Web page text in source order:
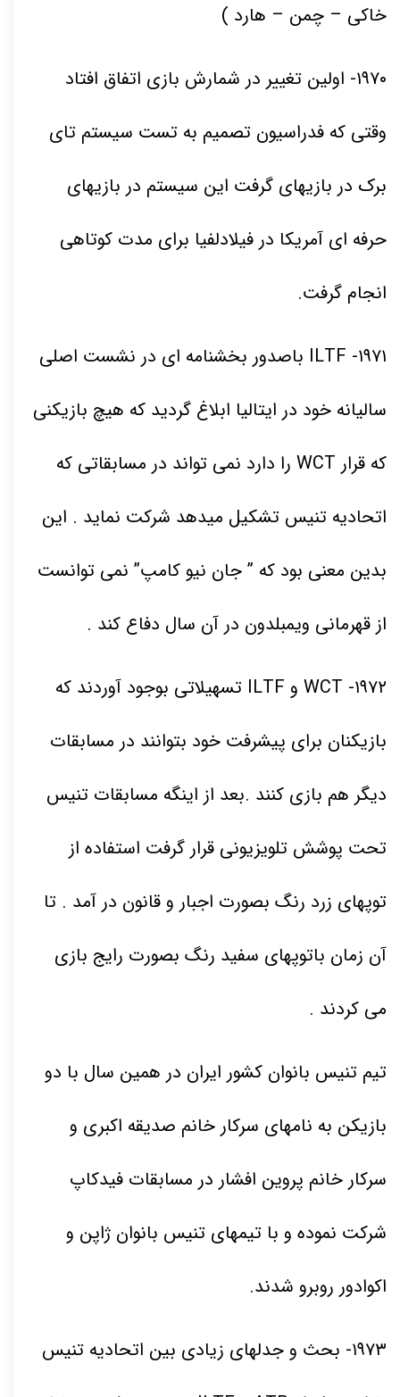
خاکی – چمن – هارد )
۱۹۷۰- اولین تغییر در شمارش بازی اتفاق افتاد
وقتی که فدراسیون تصمیم به تست سیستم تای
برک در بازیهای گرفت این سیستم در بازیهای
حرفه ای آمریکا در فیلادلفیا برای مدت کوتاهی
انجام گرفت.
۱۹۷۱
- ILTF باصدور بخشنامه ای در نشست اصلی
سالیانه خود در ایتالیا ابلاغ گردید که هیچ بازیکنی
که قرار WCT را دارد نمی تواند در مسابقاتی که
اتحادیه تنیس تشکیل میدهد شرکت نماید . این
بدین معنی بود که ” جان نیو کامپ” نمی توانست
از قهرمانی ویمبلدون در آن سال دفاع کند .
۱۹۷۲
- WCT و ILTF تسهیلاتی بوجود آوردند که
بازیکنان برای پیشرفت خود بتوانند در مسابقات
دیگر هم بازی کنند .بعد از اینگه مسابقات تنیس
تحت پوشش تلویزیونی قرار گرفت استفاده از
توپهای زرد رنگ بصورت اجبار و قانون در آمد . تا
آن زمان باتوپهای سفید رنگ بصورت رایج بازی
می کردند .
تیم تنیس بانوان کشور ایران در همین سال با دو
بازیکن به نامهای سرکار خانم صدیقه اکبری و
سرکار خانم پروین افشار در مسابقات فیدکاپ
شرکت نموده و با تیمهای تنیس بانوان ژاپن و
اکوادور روبرو شدند.
۱۹۷۳- بحث و جدلهای زیادی بین اتحادیه تنیس